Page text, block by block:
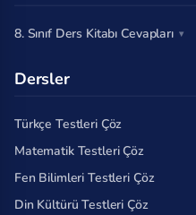
8. Sınıf Ders Kitabı Cevapları
Dersler
Türkçe Testleri Çöz
Matematik Testleri Çöz
Fen Bilimleri Testleri Çöz
Din Kültürü Testleri Çöz